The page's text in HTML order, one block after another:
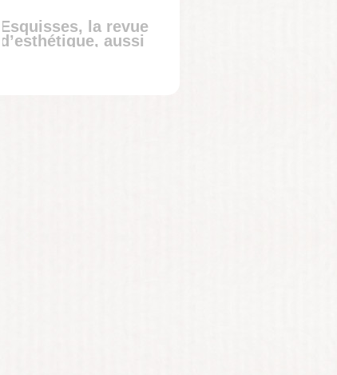
Esquisses, la revue
d’esthétique, aussi